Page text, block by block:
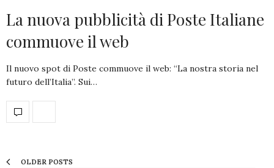
La nuova pubblicità di Poste Italiane
commuove il web
Il nuovo spot di Poste commuove il web: “La nostra storia nel
futuro dell’Italia”. Sui…
OLDER POSTS